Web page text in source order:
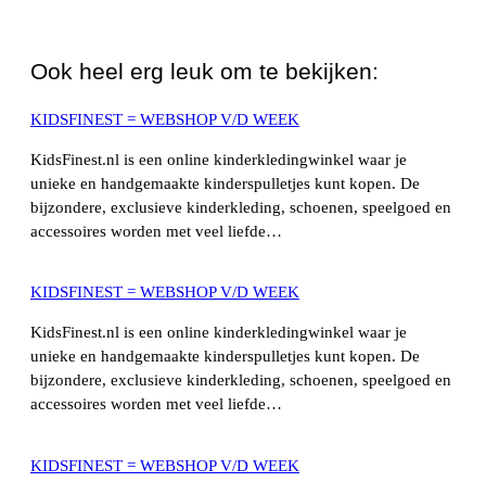
Ook heel erg leuk om te bekijken:
KIDSFINEST = WEBSHOP V/D WEEK
KidsFinest.nl is een online kinderkledingwinkel waar je
unieke en handgemaakte kinderspulletjes kunt kopen. De
bijzondere, exclusieve kinderkleding, schoenen, speelgoed en
accessoires worden met veel liefde…
KIDSFINEST = WEBSHOP V/D WEEK
KidsFinest.nl is een online kinderkledingwinkel waar je
unieke en handgemaakte kinderspulletjes kunt kopen. De
bijzondere, exclusieve kinderkleding, schoenen, speelgoed en
accessoires worden met veel liefde…
KIDSFINEST = WEBSHOP V/D WEEK